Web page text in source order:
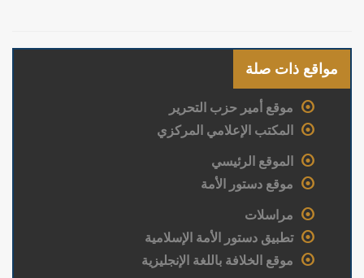
مواقع ذات صلة
موقع أمير حزب التحرير
المكتب الإعلامي المركزي
الموقع الرئيسي
موقع دستور الأمة
مراسلات
تطبيق دستور الأمة الإسلامية
موقع الخلافة باللغة الإنجليزية